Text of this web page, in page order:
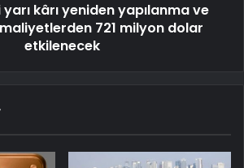
yarı kârı yeniden yapılanma ve
721 milyon dolar
etkilenecek